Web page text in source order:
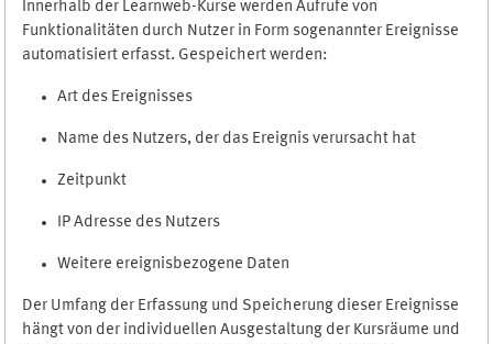
Innerhalb der Learnweb-Kurse werden Aufrufe von
Funktionalitäten durch Nutzer in Form sogenannter Ereignisse
automatisiert erfasst. Gespeichert werden:
Art des Ereignisses
Name des Nutzers, der das Ereignis verursacht hat
Zeitpunkt
IP Adresse des Nutzers
Weitere ereignisbezogene Daten
Der Umfang der Erfassung und Speicherung dieser Ereignisse
hängt von der individuellen Ausgestaltung der Kursräume und